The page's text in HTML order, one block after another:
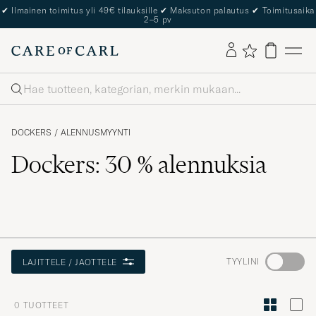
✔ Ilmainen toimitus yli 49€ tilauksille ✔ Maksuton palautus ✔ Toimitusaika
2–5 pv
Haku
DOCKERS / ALENNUSMYYNTI
Dockers: 30 % alennuksia
LAJITTELE / JAOTTELE TYYLINI
Aktivoi
tyylini
0 TUOTTEET